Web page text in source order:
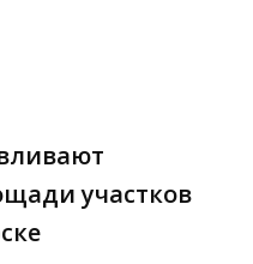
участков